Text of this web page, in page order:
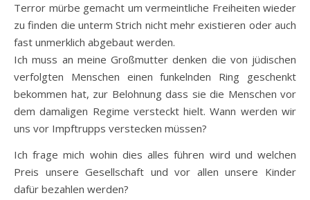
Terror mürbe gemacht um vermeintliche Freiheiten wieder
zu finden die unterm Strich nicht mehr existieren oder auch
fast unmerklich abgebaut werden.
Ich muss an meine Großmutter denken die von jüdischen
verfolgten Menschen einen funkelnden Ring geschenkt
bekommen hat, zur Belohnung dass sie die Menschen vor
dem damaligen Regime versteckt hielt. Wann werden wir
uns vor Impftrupps verstecken müssen?
Ich frage mich wohin dies alles führen wird und welchen
Preis unsere Gesellschaft und vor allen unsere Kinder
dafür bezahlen werden?